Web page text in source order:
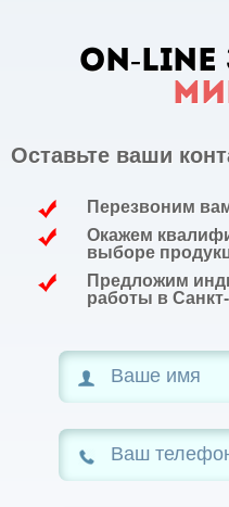
ON-
Оставьте ваши
Перезвоним
Окажем
выборе
Предложим
работы в